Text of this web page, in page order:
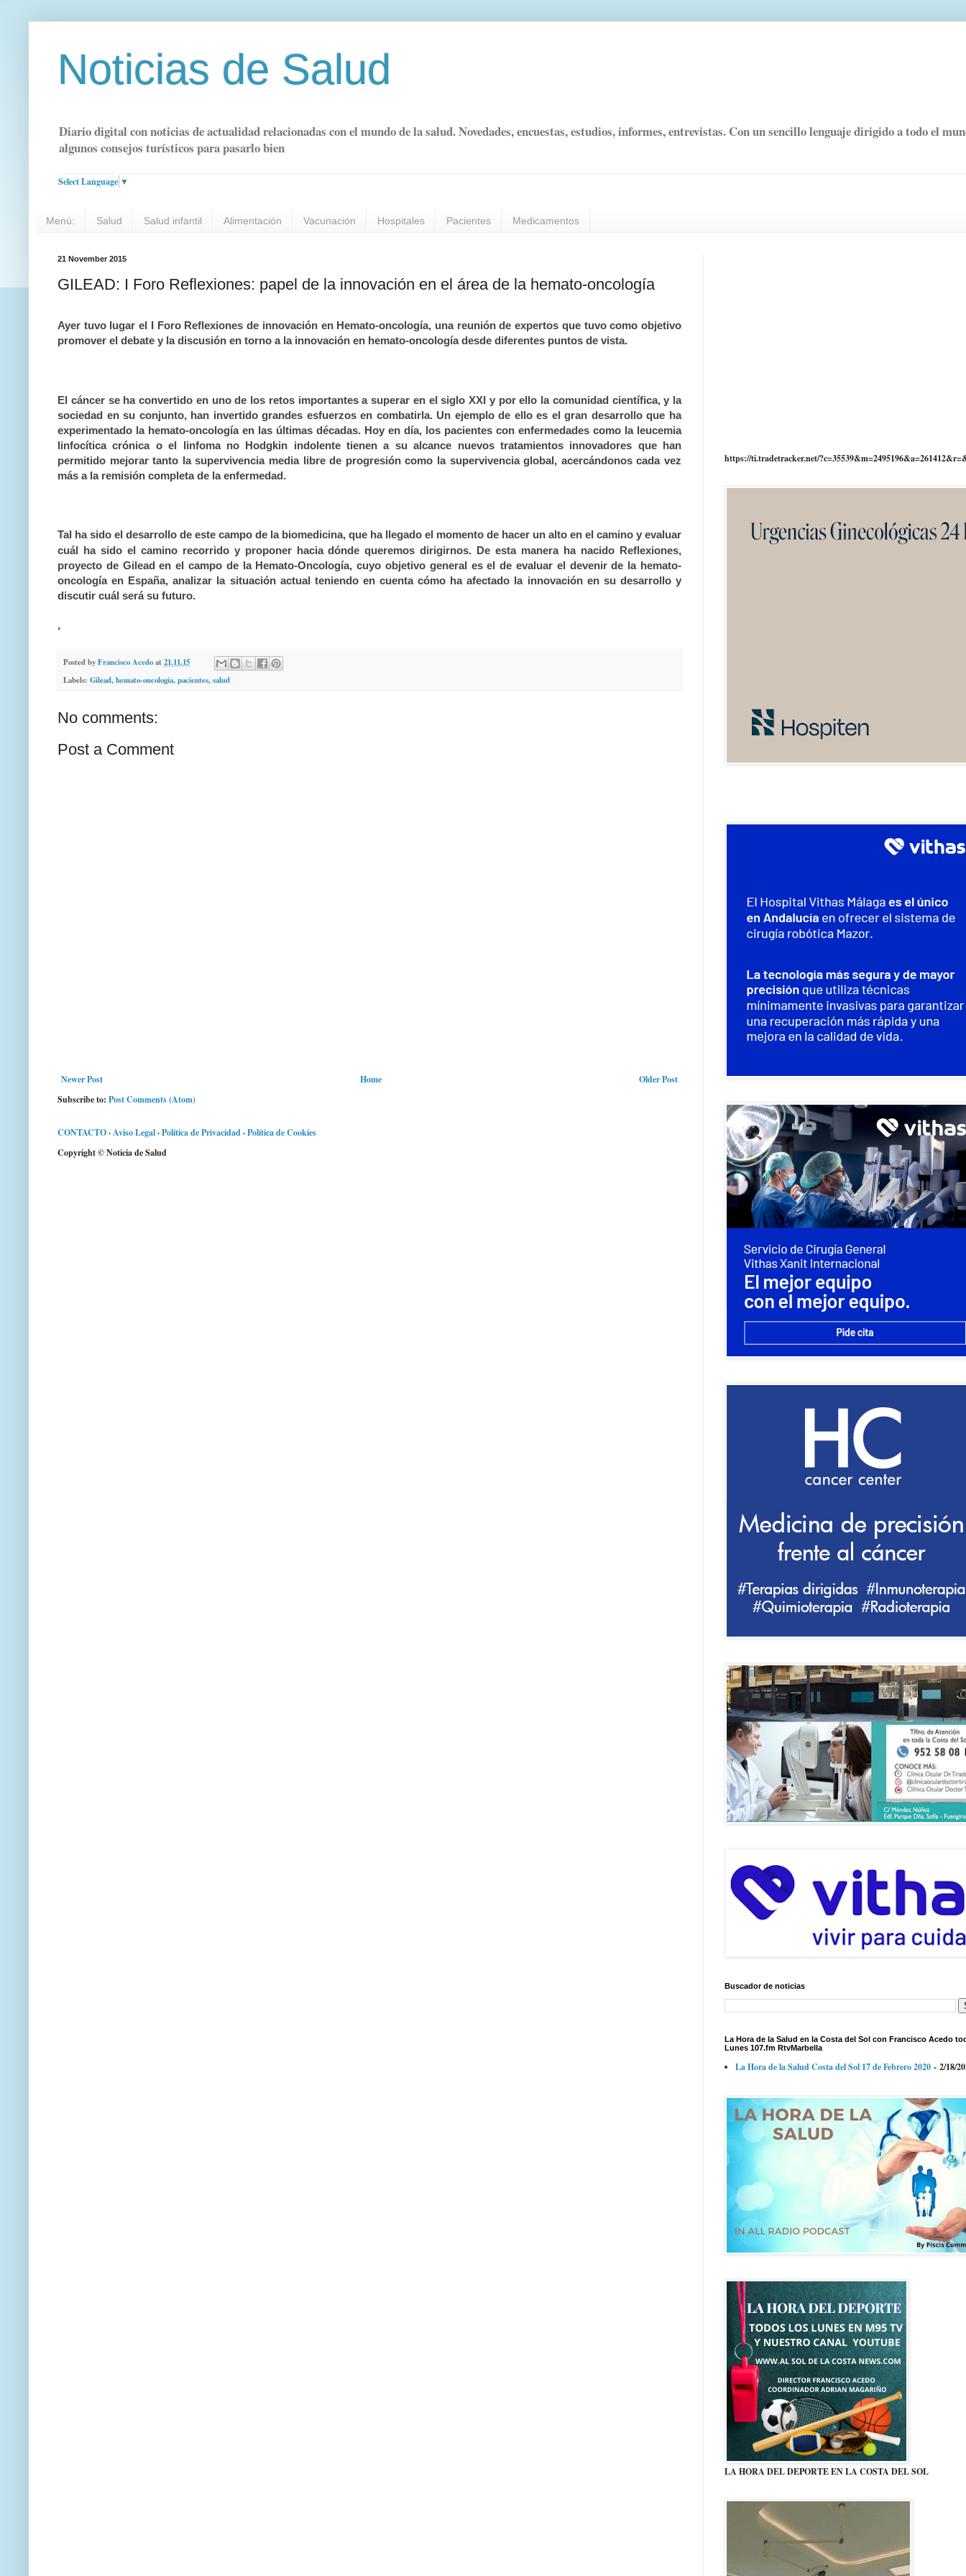
Noticias de Salud
Diario digital con noticias de actualidad relacionadas con el mundo de la salud. Novedades, encuestas, estudios, informes, entrevistas. Con un sencillo lenguaje dirigido a todo el
algunos consejos turísticos para pasarlo bien
Select Language ▼
Menú: Salud Salud infantil Alimentación Vacunación Hospitales Pacientes Medicamentos
21 November 2015
Ayer tuvo lugar el I Foro Reflexiones de innovación en Hemato-oncología, una reunión de expertos que tuvo como objetivo
promover el debate y la discusión en torno a la innovación en hemato-oncología desde diferentes puntos de vista.
El cáncer se ha convertido en uno de los retos importantes a superar en el siglo XXI y por ello la comunidad científica, y la
sociedad en su conjunto, han invertido grandes esfuerzos en combatirla. Un ejemplo de ello es el gran desarrollo que ha
experimentado la hemato-oncología en las últimas décadas. Hoy en día, los pacientes con enfermedades como la leucemia
linfocítica crónica o el linfoma no Hodgkin indolente tienen a su alcance nuevos tratamientos innovadores que han
permitido mejorar tanto la supervivencia media libre de progresión como la supervivencia global, acercándonos cada vez
más a la remisión completa de la enfermedad.
Tal ha sido el desarrollo de este campo de la biomedicina, que ha llegado el momento de hacer un alto en el camino y evaluar
cuál ha sido el camino recorrido y proponer hacia dónde queremos dirigirnos. De esta manera ha nacido
Reflexiones,
proyecto de Gilead en el campo de la Hemato-Oncología, cuyo objetivo general es el de evaluar el devenir de la hemato-
oncología en España, analizar la situación actual teniendo en cuenta cómo ha afectado la innovación en su desarrollo y
discutir cuál será su futuro.
,
Posted byFrancisco Acedoat 21.11.15
Labels: Gilead,hemato-oncología,pacientes,salud
No comments:
Post a Comment
Newer Post Older Post
Home
Subscribe to: Post Comments (Atom)
CONTACTO·Aviso Legal·Política de Privacidad·Política de Cookies
Copyright © Noticia de Salud
https://ti.tradetracker.net/
Buscador de noticias
La Hora de la Salud en la Costa del Sol con Francisco Acedo
Lunes 107.fm RtvMarbella
La Hora de la Salud Costa del Sol 17 de Febrero 2020 - 2/18/
LA HORA DEL DEPORTE EN LA COSTA DEL SOL